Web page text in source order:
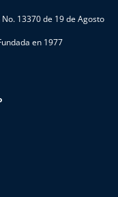
13370 de 19 de Agosto
en 1977